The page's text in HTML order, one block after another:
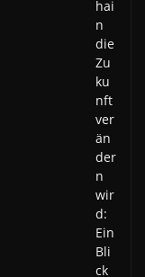
hai
n
die
Zu
ku
nft
ver
än
der
n
wir
d:
Ein
Bli
ck